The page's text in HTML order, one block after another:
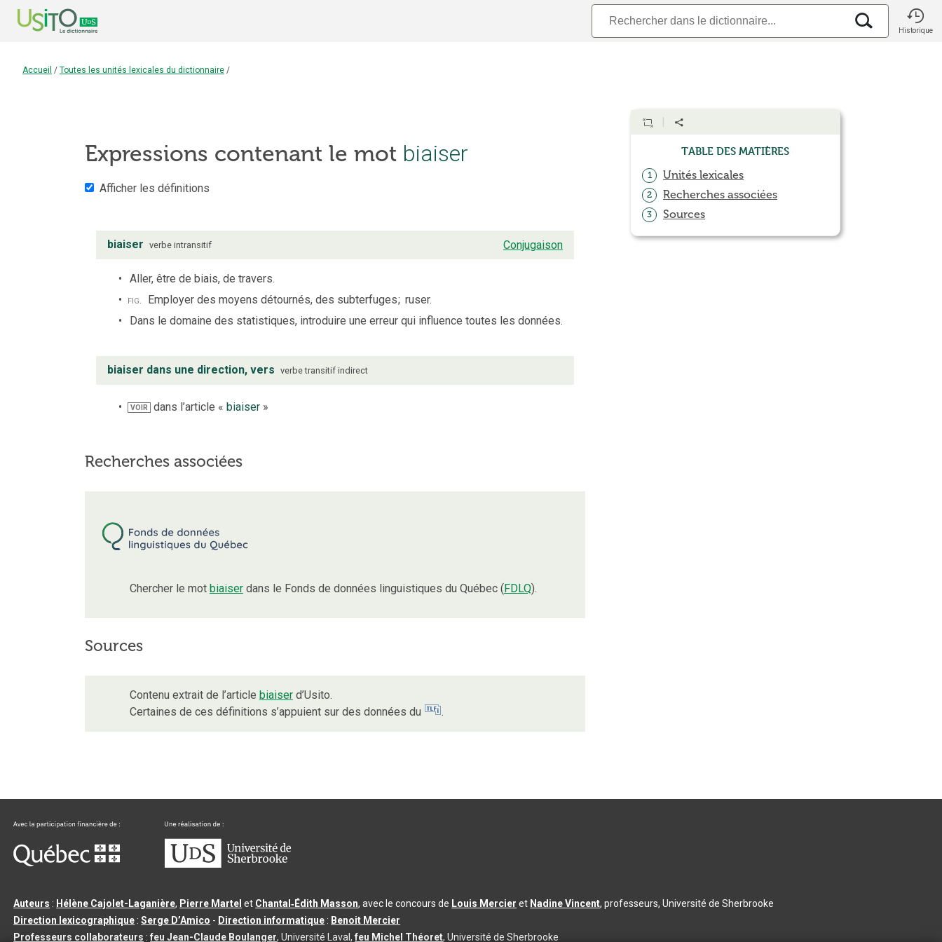
Historique
Accueil / Toutes les unités lexicales du dictionnaire /
Expressions contenant le mot biaiser
Afficher les définitions
biaiser verbe intransitif Conjugaison
Aller, être de biais, de travers.
fig. Employer des moyens détournés, des subterfuges; ruser.
Dans le domaine des statistiques, introduire une erreur qui influence toutes les données.
biaiser dans une direction, vers verbe transitif indirect
VOIR dans l’article «biaiser »
Recherches associées
Chercher le mot biaiserdans le Fonds de données linguistiques du Québec (FDLQ).
Sources
Contenu extrait de l’article biaiserd’Usito.
Certaines de ces définitions s’appuient sur des données du
.
Table des matières
1 Unités lexicales
2 Recherches associées
3 Sources
Auteurs : Hélène Cajolet-Laganière, Pierre Martel et Chantal‑Édith Masson, avec le concours de Louis Mercier et Nadine Vincent, professeurs, Université de Sherbrooke
Direction lexicographique :Serge D’Amico - Direction informatique : Benoit Mercier
Professeurs collaborateurs :feu Jean-Claude Boulanger, Université Laval,feu Michel Théoret, Université de Sherbrooke